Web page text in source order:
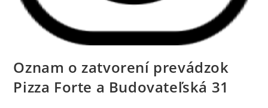
Oznam o zatvorení prevádzok
Pizza Forte a Budovateľská 31